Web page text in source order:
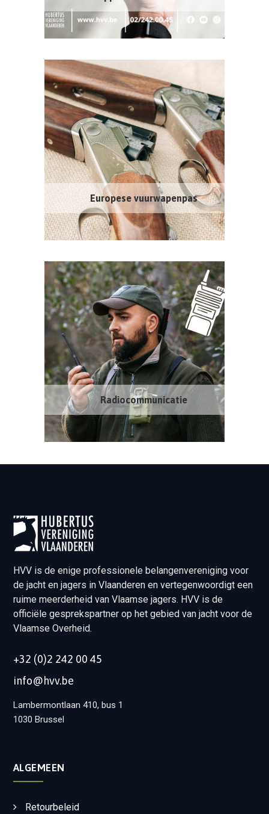
Europese vuurwapenpas
Radiocommunicatie
HVV is de enige professionele belangenvereniging voor
de jacht en jagers in Vlaanderen en vertegenwoordigt een
ruime meerderheid van Vlaamse jagers. HVV is de
officiële gesprekspartner op het gebied van jacht voor de
Vlaamse Overheid.
+32 (0)2 242 00 45
info@hvv.be
Lambermontlaan 410, bus 1
1030 Brussel
ALGEMEEN
Retourbeleid